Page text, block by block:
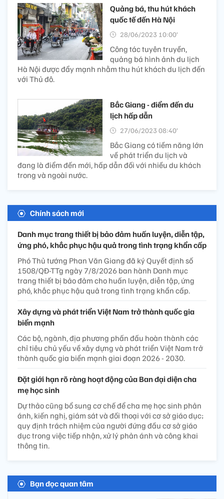
Quảng bá, thu hút khách
quốc tế đến Hà Nội
28/06/2023 10:00’
Công tác tuyên truyền,
quảng bá hình ảnh du lịch
Hà Nội được đẩy mạnh nhằm thu hút khách du lịch đến
với Thủ đô.
Bắc Giang - điểm đến du
lịch hấp dẫn
27/06/2023 08:40’
Bắc Giang có tiềm năng lớn
về phát triển du lịch và
đang là điểm đến mới, hấp dẫn đối với nhiều du khách
trong và ngoài nước.
Chính sách mới
Danh mục trang thiết bị bảo đảm huấn luyện, diễn tập,
ứng phó, khắc phục hậu quả trong tình trạng khẩn cấp
Phó Thủ tướng Phan Văn Giang đã ký Quyết định số
1508/QĐ-TTg ngày 7/8/2026 ban hành Danh mục
trang thiết bị bảo đảm cho huấn luyện, diễn tập, ứng
phó, khắc phục hậu quả trong tình trạng khẩn cấp.
Xây dựng và phát triển Việt Nam trở thành quốc gia
biển mạnh
Các bộ, ngành, địa phương phấn đấu hoàn thành các
chỉ tiêu chủ yếu về xây dựng và phát triển Việt Nam trở
thành quốc gia biển mạnh giai đoạn 2026 - 2030.
Đặt giới hạn rõ ràng hoạt động của Ban đại diện cha
mẹ học sinh
Dự thảo cũng bổ sung cơ chế để cha mẹ học sinh phản
ánh, kiến nghị, giám sát và đối thoại với cơ sở giáo dục;
quy định trách nhiệm của người đứng đầu cơ sở giáo
dục trong việc tiếp nhận, xử lý phản ánh và công khai
thông tin.
Bạn đọc quan tâm